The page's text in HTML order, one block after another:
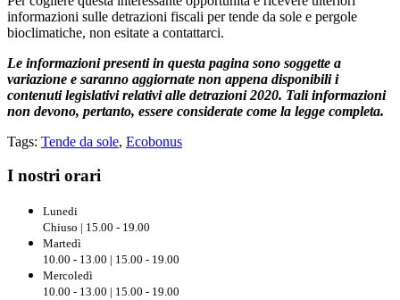
informazioni sulle detrazioni fiscali per tende da sole e pergole
bioclimatiche, non esitate a contattarci.
Le informazioni presenti in questa pagina sono soggette a
variazione e saranno aggiornate non appena disponibili i
contenuti legislativi relativi alle detrazioni 2020. Tali informazioni
non devono, pertanto, essere considerate come la legge completa.
Tags: Tende da sole, Ecobonus
I nostri orari
Lunedi
Chiuso | 15.00 - 19.00
Martedì
10.00 - 13.00 | 15.00 - 19.00
Mercoledì
10.00 - 13.00 | 15.00 - 19.00